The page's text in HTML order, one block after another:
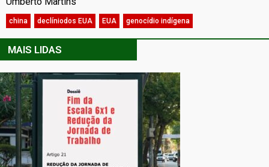
china declíniodos EUA EUA genocídio indígena
MAIS LIDAS